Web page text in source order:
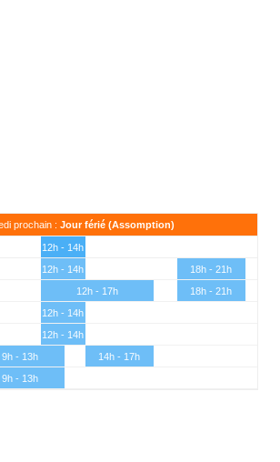
prochain : Jour férié (Assomption)
12h - 14h
12h - 14h
18h - 21h
12h - 17h
18h - 21h
12h - 14h
12h - 14h
9h - 13h
14h - 17h
9h - 13h